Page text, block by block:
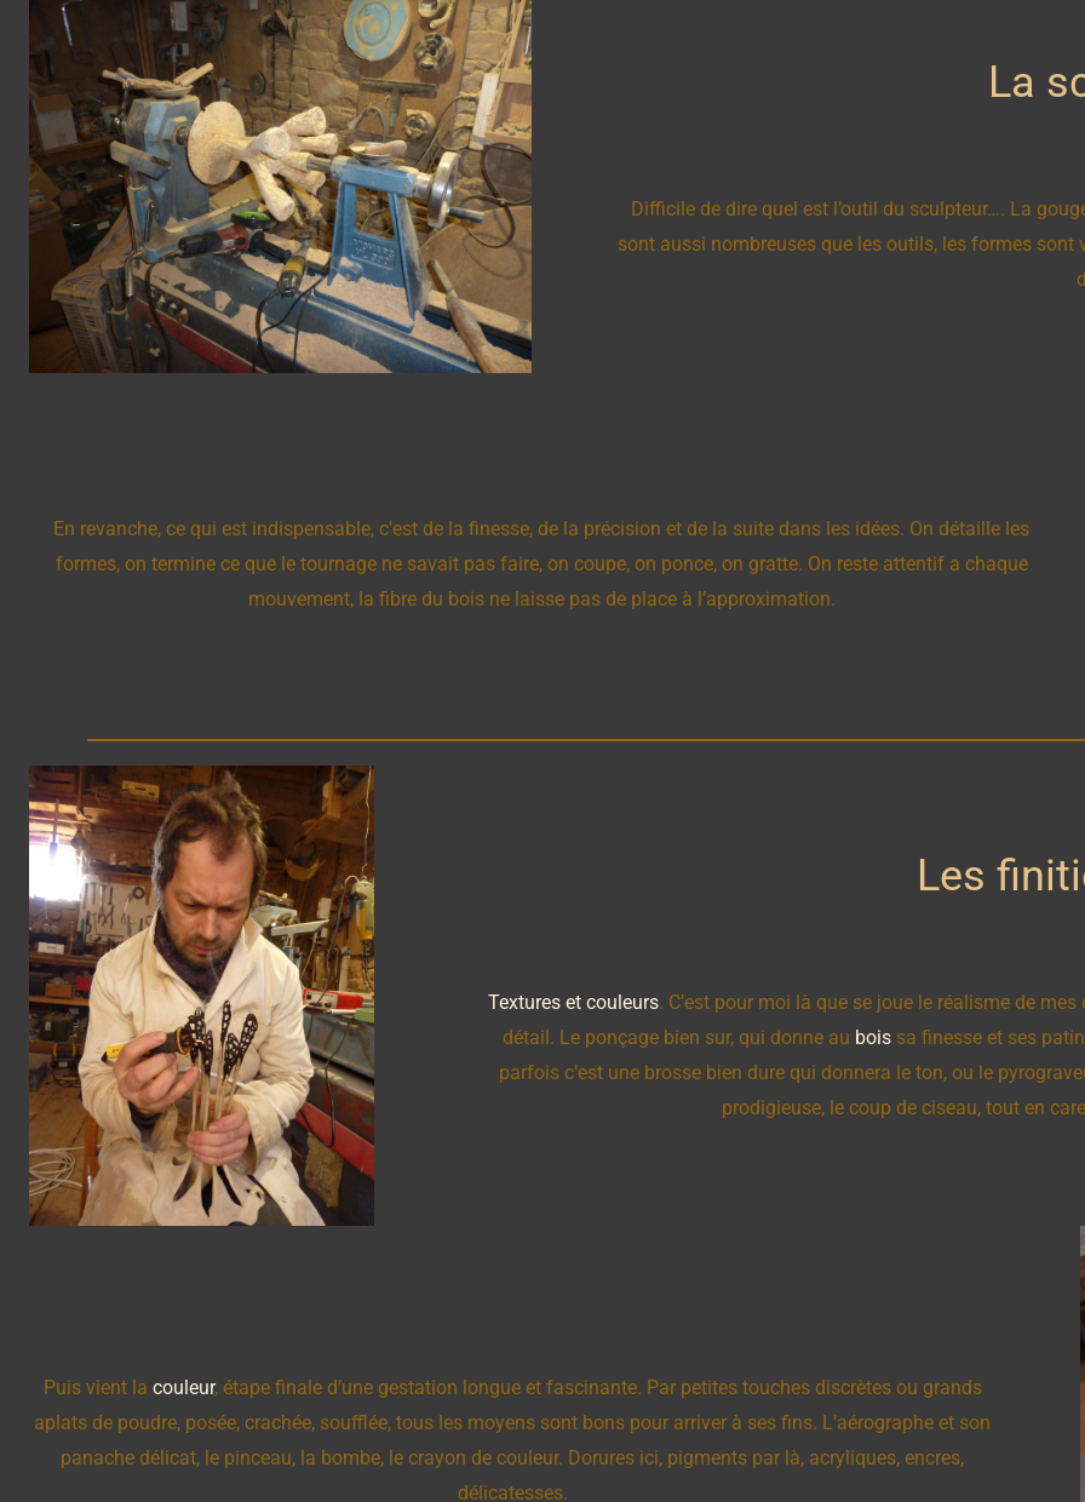
La
Difficile de dire quel est l’outil du sculpteur…. La
sont aussi nombreuses que les outils, les formes
En revanche, ce qui est indispensable, c’est de la finesse, de la précision et de la suite dans les idées. On détaille les
formes, on termine ce que le tournage ne savait pas faire, on coupe, on ponce, on gratte. On reste attentif a chaque
mouvement, la fibre du bois ne laisse pas de place à l’approximation.
Les
Textures et couleurs. C’est pour moi là que se joue le réalisme de
détail. Le ponçage bien sur, qui donne au boissa finesse et ses
parfois c’est une brosse bien dure qui donnera le ton, ou le
prodigieuse, le coup de ciseau, tout en
Puis vient la couleur, étape finale d’une gestation longue et fascinante. Par petites touches discrètes ou grands
aplats de poudre, posée, crachée, soufflée, tous les moyens sont bons pour arriver à ses fins. L’aérographe et son
panache délicat, le pinceau, la bombe, le crayon de couleur. Dorures ici, pigments par là, acryliques, encres,
délicatesses.